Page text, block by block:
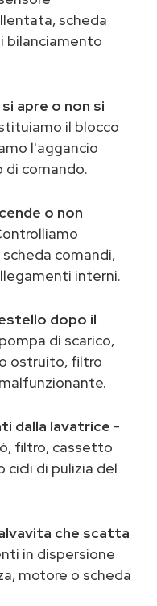
scheda
bilanciamento
apre o non si
il blocco
l'aggancio
di comando.
o non
comandi,
interni.
dopo il
di scarico,
ostruito, filtro
dalla lavatrice -
filtro, cassetto
di pulizia del
che scatta
in dispersione
motore o scheda